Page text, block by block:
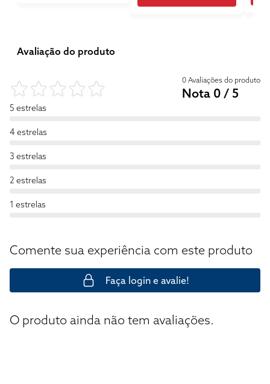
Avaliação do produto
0 Avaliações do produto
Nota 0 / 5
5 estrelas
4 estrelas
3 estrelas
2 estrelas
1 estrelas
Comente sua experiência com este produto
Faça login e avalie!
O produto ainda não tem avaliações.